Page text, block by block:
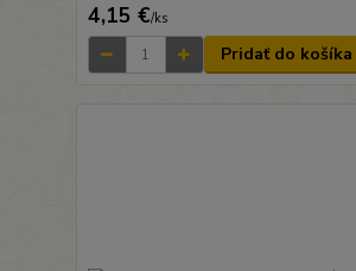
4,15 €/ks
Pridať do košíka